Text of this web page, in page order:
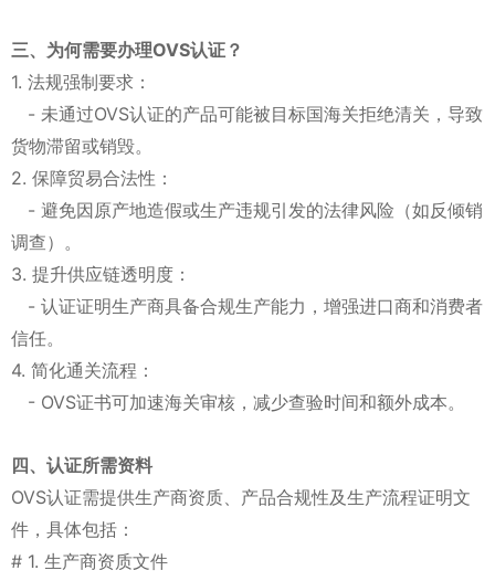
三、为何需要办理OVS认证？
1. 法规强制要求：
- 未通过OVS认证的产品可能被目标国海关拒绝清关，导致
货物滞留或销毁。
2. 保障贸易合法性：
- 避免因原产地造假或生产违规引发的法律风险（如反倾销
调查）。
3. 提升供应链透明度：
- 认证证明生产商具备合规生产能力，增强进口商和消费者
信任。
4. 简化通关流程：
- OVS证书可加速海关审核，减少查验时间和额外成本。
四、认证所需资料
OVS认证需提供生产商资质、产品合规性及生产流程证明文
件，具体包括：
# 1. 生产商资质文件